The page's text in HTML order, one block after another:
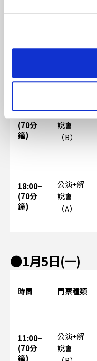
和太鼓體
(70分
鐘)
公演+解
說會
（B）
18:00~
(70分
鐘)
公演+解
說會
（A）
●1月5日(一)
時間 門票種類
11:00~
(70分
鐘)
公演+解
說會